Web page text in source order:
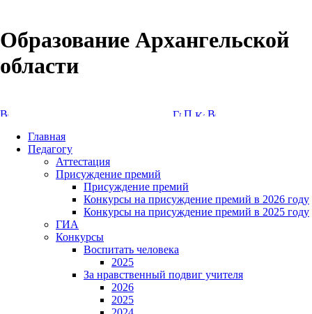
Образование Архангельской
области
Главная
Педагогу
Аттестация
Присуждение премий
Присуждение премий
Конкурсы на присуждение премий в 2026 году
Конкурсы на присуждение премий в 2025 году
ГИА
Конкурсы
Воспитать человека
2025
За нравственный подвиг учителя
2026
2025